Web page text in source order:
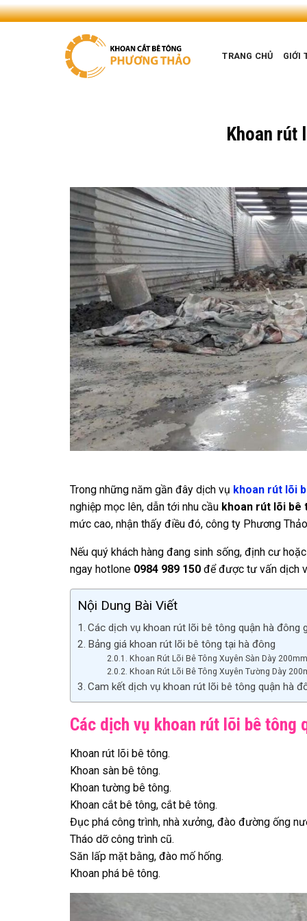
Skip
to
TRANG CHỦ GIỚI
Khoan rút
Trong những năm gần đây dịch vụ khoan rút lõi
nghiệp mọc lên, dẫn tới nhu cầu khoan rút lõi bê
mức cao, nhận thấy điều đó, công ty Phương
Nếu quý khách hàng đang sinh sống, định cư
ngay hotlone 0984 989 150 để được tư vấn dịch
Nội Dung Bài Viết
Các dịch vụ khoan rút lõi bê tông quận hà đông
Bảng giá khoan rút lõi bê tông tại hà đông
Khoan Rút Lõi Bê Tông Xuyên Sàn Dày 200mm
Khoan Rút Lõi Bê Tông Xuyên Tường Dày
Cam kết dịch vụ khoan rút lõi bê tông quận hà
Các dịch vụ khoan rút lõi bê tông
Khoan rút lõi bê tông.
Khoan sàn bê tông.
Khoan tường bê tông.
Khoan cắt bê tông, cắt bê tông.
Đục phá công trình, nhà xưởng, đào đường ống
Tháo dỡ công trình cũ.
Săn lấp mặt bằng, đào mố hống.
Khoan phá bê tông.